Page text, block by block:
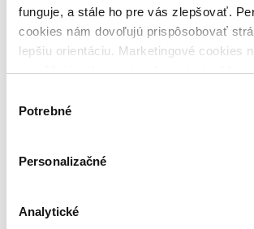
funguje, a stále ho pre vás zlepšovať.
cookies nám dovoľujú prispôsobovať
lepšiu orientáciu. Marketingové cookies
umožňujú zobrazenie relevantnej
keby sme mohli používať všetky tieto
súhlasu
Potrebné
Personalizačné
Analytické
Bestsellery
Novinky
Najdrahšie